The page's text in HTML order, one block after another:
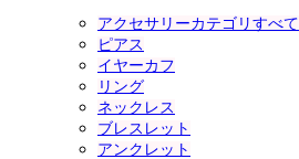
アクセサリーカテゴリすべて
ピアス
イヤーカフ
リング
ネックレス
ブレスレット
アンクレット